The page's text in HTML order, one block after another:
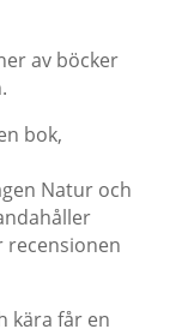
av böcker
bok,
Natur och
recensionen
kära får en